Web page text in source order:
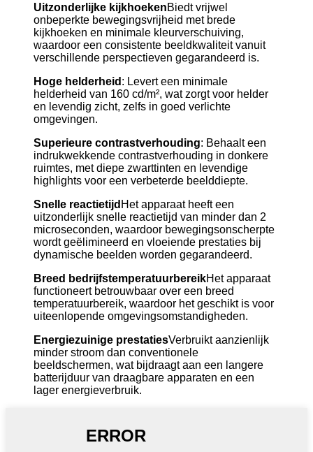
Uitzonderlijke kijkhoekenBiedt vrijwel
onbeperkte bewegingsvrijheid met brede
kijkhoeken en minimale kleurverschuiving,
waardoor een consistente beeldkwaliteit vanuit
verschillende perspectieven gegarandeerd is.
Hoge helderheid : Levert een minimale
helderheid van 160 cd/m², wat zorgt voor helder
en levendig zicht, zelfs in goed verlichte
omgevingen.
Superieure contrastverhouding: Behaalt een
indrukwekkende contrastverhouding in donkere
ruimtes, met diepe zwarttinten en levendige
highlights voor een verbeterde beelddiepte.
Snelle reactietijd Het apparaat heeft een
uitzonderlijk snelle reactietijd van minder dan 2
microseconden, waardoor bewegingsonscherpte
wordt geëlimineerd en vloeiende prestaties bij
dynamische beelden worden gegarandeerd.
Breed bedrijfstemperatuurbereikHet apparaat
functioneert betrouwbaar over een breed
temperatuurbereik, waardoor het geschikt is voor
uiteenlopende omgevingsomstandigheden.
Energiezuinige prestatiesVerbruikt aanzienlijk
minder stroom dan conventionele
beeldschermen, wat bijdraagt ​​aan een langere
batterijduur van draagbare apparaten en een
lager energieverbruik.